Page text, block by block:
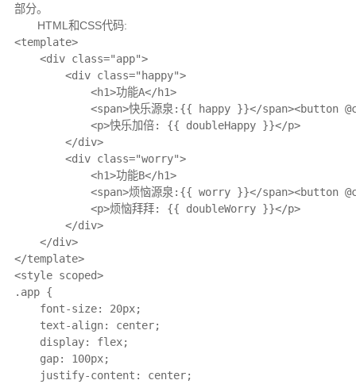
部分。
HTML和CSS代码:
<template>
<div class="app">
<div class="happy">
<h1>功能A</h1>
<span>快乐源泉:{{ happy }}</span><button
<p>快乐加倍: {{ doubleHappy }}</p>
</div>
<div class="worry">
<h1>功能B</h1>
<span>烦恼源泉:{{ worry }}</span><button
<p>烦恼拜拜: {{ doubleWorry }}</p>
</div>
</div>
</template>
<style scoped>
.app {
font-size: 20px;
text-align: center;
display: flex;
gap: 100px;
justify-content: center;